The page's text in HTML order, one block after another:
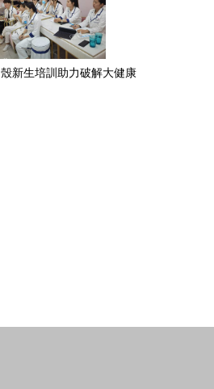
新生培訓助力破解大健康